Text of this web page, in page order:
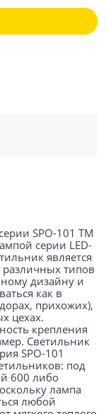
SPO-101 ТМ
серии LED-
является
типов
дизайну и
как в
прихожих),
цехах.
крепления
Светильник
SPO-101
под
600 либо
лампа
любой